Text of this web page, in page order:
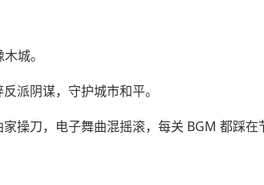
城。
派阴谋，守护城市和平。
操刀，电子舞曲混摇滚，每关 BGM 都踩在